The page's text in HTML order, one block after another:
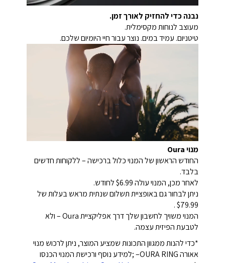
נבנה כדי להחזיק לאורך זמן.
מעוצב לנוחות מקסימלית.
טיטניום. עמיד במים. נוצר עבור חיי היומיום שלכם.
מנוי Oura
החודש הראשון של המנוי כלול ברכישה – ללקוחות חדשים
בלבד.
לאחר מכן, המנוי עולה $6.99 לחודש.
ניתן לבחור גם באופציית תשלום שנתית מראש בעלות של
$79.99 .
המנוי משויך לחשבון שלך דרך אפליקציית Oura – ולא
לטבעת הפיזית עצמה.
*כדי להנות ממגוון התכונות שמציע המוצר, ניתן לרכוש מנוי
אאורה OURA RING– ;למידע נוסף ורכישת המנוי הכנסו